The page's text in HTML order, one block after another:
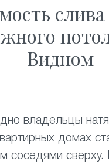
Видном
владельцы
домах
соседями сверху.